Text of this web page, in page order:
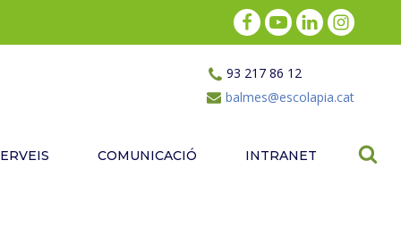
93 217 86 12
balmes@escolapia.cat
COMUNICACIÓ INTRANET